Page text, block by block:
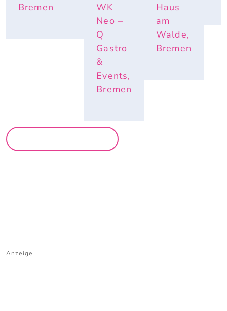
Bremen
WK
Neo –
Q
Gastro
&
Events,
Bremen
Haus
am
Walde,
Bremen
Anzeige